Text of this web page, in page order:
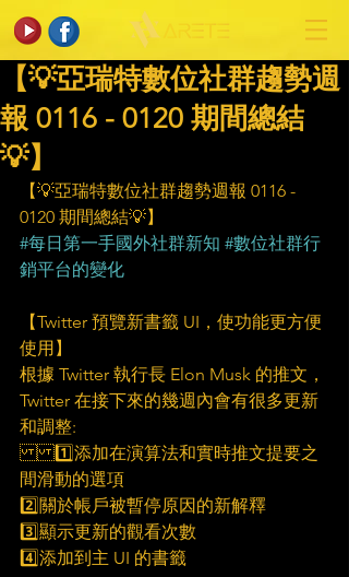
【💡亞瑞特數位社群趨勢週
報 0116 - 0120 期間總結
💡】
【💡亞瑞特數位社群趨勢週報 0116 -
0120 期間總結💡】
#每日第一手國外社群新知 #數位社群行
銷平台的變化
【Twitter 預覽新書籤 UI，使功能更方便
使用】
根據 Twitter 執行長 Elon Musk 的推文，
Twitter 在接下來的幾週內會有很多更新
和調整:
1️⃣添加在演算法和實時推文提要之
間滑動的選項
2️⃣關於帳戶被暫停原因的新解釋
3️⃣顯示更新的觀看次數
4️⃣添加到主 UI 的書籤